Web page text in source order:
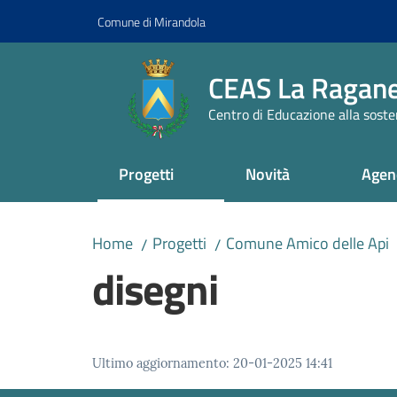
Comune di Mirandola
CEAS La
Centro di Educazione alla
Progetti Novità
Home / Progetti / Comune Amico delle Api
disegni
Ultimo aggiornamento: 20-01-2025 14:41